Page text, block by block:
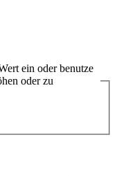
ein oder benutze
oder zu